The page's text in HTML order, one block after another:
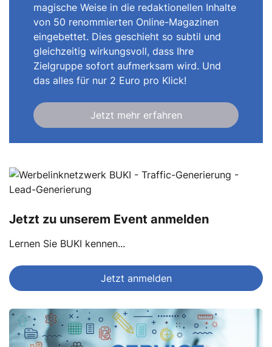
magische Weise in die redaktionellen Inhalte
von 50 renommierten Online-Magazinen
eingebettet. Dies geschieht so subtil und
gleichzeitig wirkungsvoll, dass Ihre
Zielgruppe sofort aufmerksam wird. Und
das alles für nur 2 Euro pro Klick!
Jetzt mehr erfahren
Jetzt zu unserem Event anmelden
Lernen Sie BUKI kennen...
Jetzt anmelden